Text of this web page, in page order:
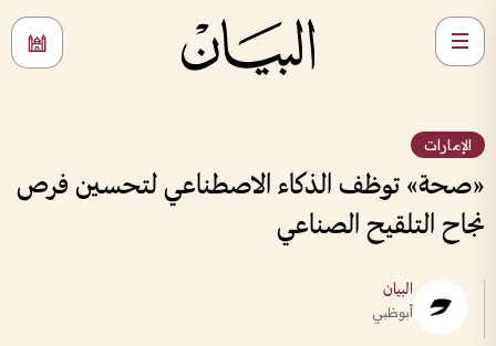
الإمارات
«صحة» توظف الذكاء الاصطناعي لتحسين فرص
نجاح التلقيح الصناعي
البيان
أبوظبي